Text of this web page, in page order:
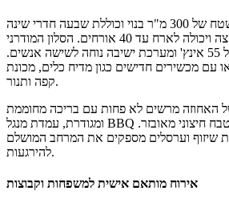
הווילה מתפרסת על שטח של 300 מ"ר בנוי וכוללת שבעה חדרי שינה
מרווחים, שישה חדרי רחצה ויכולה לארח עד 40 אורחים. הסלון המודרני
מצויד במסך שטוח בגודל 55 אינץ' ומערכת ישיבה נוחה לשישה אנשים.
עם מכשירים חדישים כגון מדיח כלים, מכונת
קפה ותנור.
האחוזה מרשים לא פחות עם בריכה מחוממת
ומגודרת, עמדת מנגל BBQ מושלמת לערבי קיץ, ומטבח חיצוני מאובזר.
שיזוף וערסלים מספקים את המרחב המושלם
להירגעות.
אירוח מותאם אישית למשפחות וקבוצות